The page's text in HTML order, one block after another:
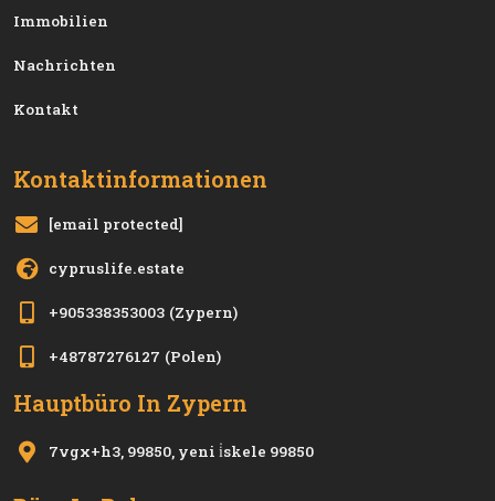
Immobilien
Nachrichten
Kontakt
Kontaktinformationen
[email protected]
cypruslife.estate
+905338353003 (Zypern)
+48787276127 (Polen)
Hauptbüro In Zypern
7vgx+h3, 99850, yeni i̇skele 99850